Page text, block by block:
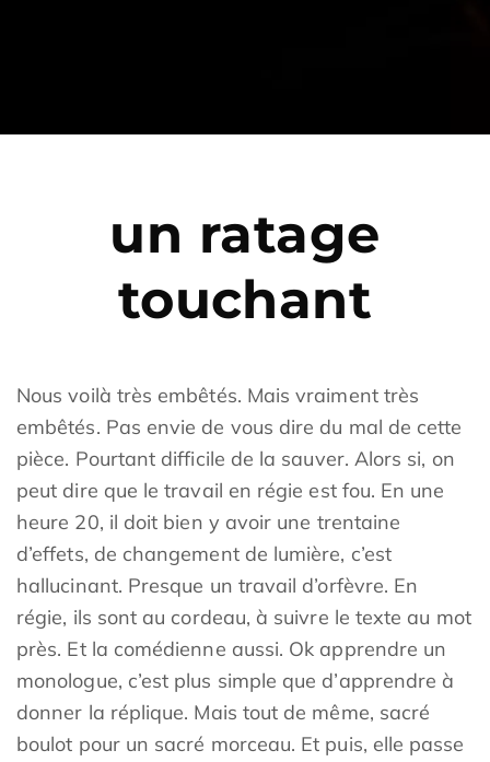
un ratage
touchant
Nous voilà très embêtés. Mais vraiment très
embêtés. Pas envie de vous dire du mal de cette
pièce. Pourtant difficile de la sauver. Alors si, on
peut dire que le travail en régie est fou. En une
heure 20, il doit bien y avoir une trentaine
d’effets, de changement de lumière, c’est
hallucinant. Presque un travail d’orfèvre. En
régie, ils sont au cordeau, à suivre le texte au mot
près. Et la comédienne aussi. Ok apprendre un
monologue, c’est plus simple que d’apprendre à
donner la réplique. Mais tout de même, sacré
boulot pour un sacré morceau. Et puis, elle passe